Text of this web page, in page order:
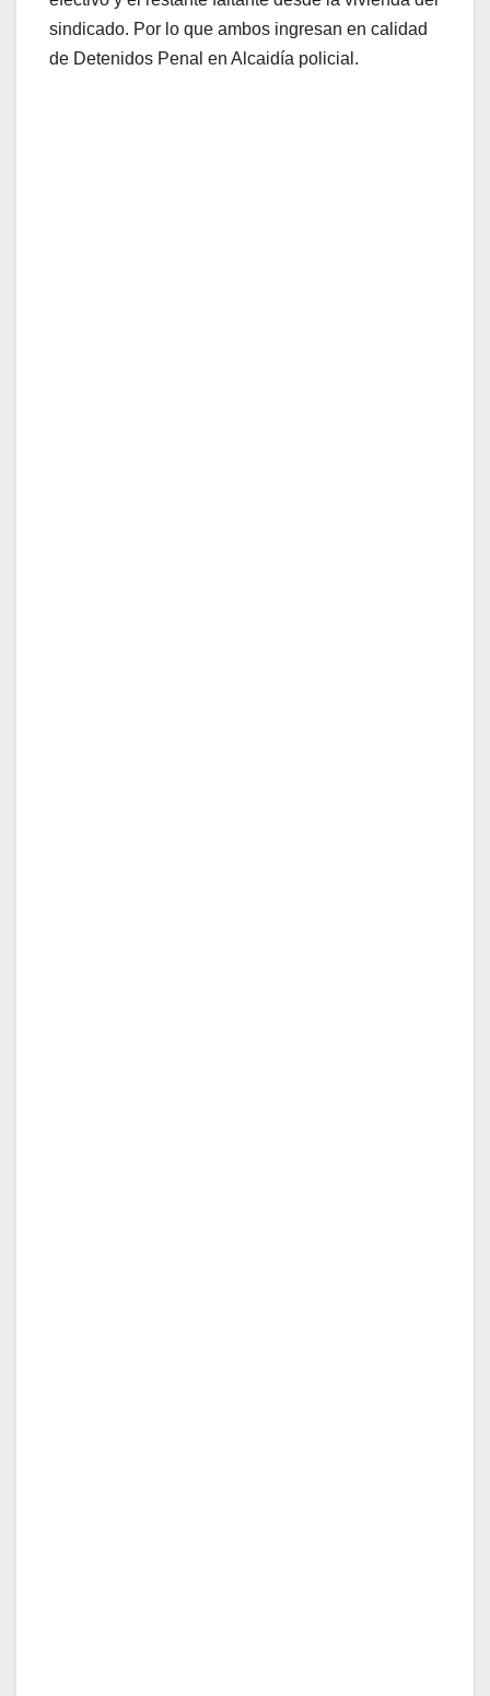
sindicado. Por lo que ambos ingresan en calidad
de Detenidos Penal en Alcaidía policial.